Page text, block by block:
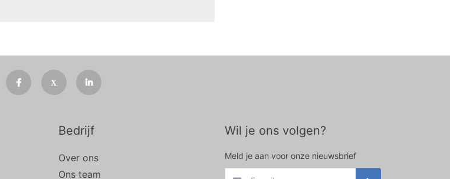
Bedrijf
Over ons
Ons team
Wil je ons volgen?
Meld je aan voor onze nieuwsbrief